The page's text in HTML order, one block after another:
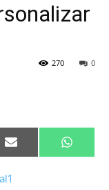
0
270
Compartir
en
Email
en